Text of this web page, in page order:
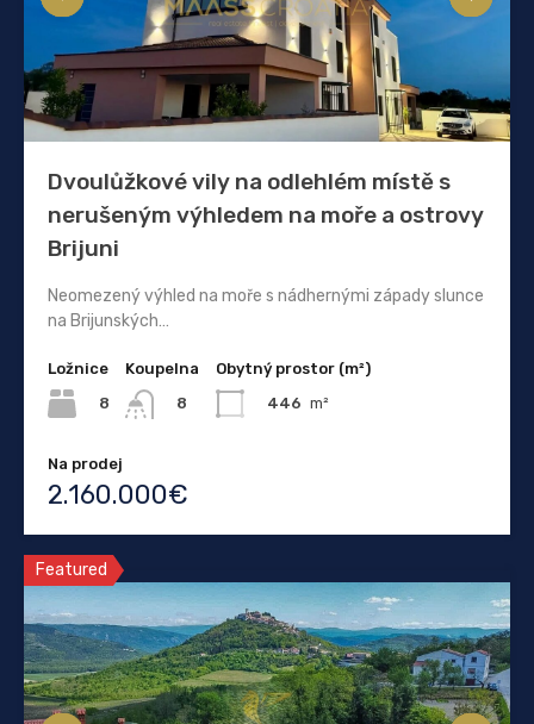
Dvoulůžkové vily na odlehlém místě s
nerušeným výhledem na moře a ostrovy
Brijuni
Neomezený výhled na moře s nádhernými západy slunce
na Brijunských…
Ložnice
8
Koupelna
8
Obytný prostor (m²)
446 m²
Na prodej
2.160.000€
Featured